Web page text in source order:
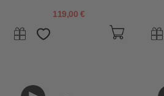
119,00 €